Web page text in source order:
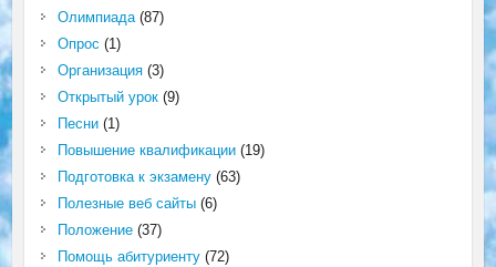
Олимпиада(87)
Опрос (1)
Организация(3)
Открытый урок(9)
Песни(1)
Повышение квалификации(19)
Подготовка к экзамену(63)
Полезные веб сайты(6)
Положение(37)
Помощь абитуриенту(72)